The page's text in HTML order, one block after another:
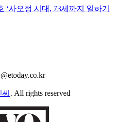
‘사오정 시대, 73세까지 일하기
. All rights reserved